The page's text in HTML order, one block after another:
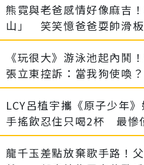
熊霓與老爸感情好像麻吉
山」 笑笑憶爸爸耍帥滑
《玩很大》游泳池起內鬨
張立東控訴：當我狗使喚？
LCY呂植宇攜《原子少年
手搖飲忍住只喝2杯 最慘
龍千玉差點放棄歌手路！